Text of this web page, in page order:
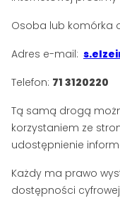
Osoba lub komórka
Adres e-mail:
Telefon: 71 3120220
Tą samą drogą
korzystaniem ze
udostępnienie
Każdy ma prawo
dostępności